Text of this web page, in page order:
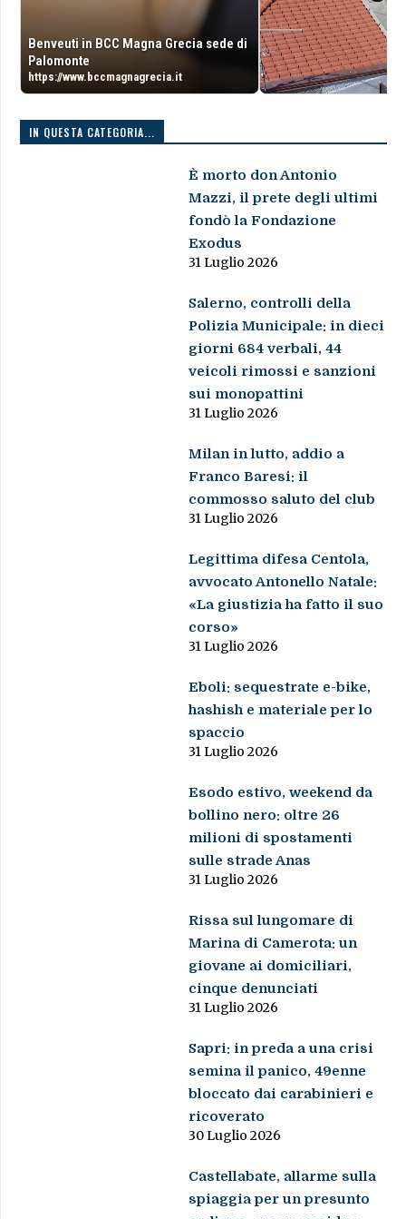
Benveuti in BCC Magna Grecia sede di
Palomonte
https://www.bccmagnagrecia.it
IN QUESTA CATEGORIA...
È morto don Antonio
Mazzi, il prete degli ultimi
fondò la Fondazione
Exodus
31 Luglio 2026
Salerno, controlli della
Polizia Municipale: in dieci
giorni 684 verbali, 44
veicoli rimossi e sanzioni
sui monopattini
31 Luglio 2026
Milan in lutto, addio a
Franco Baresi: il
commosso saluto del club
31 Luglio 2026
Legittima difesa Centola,
avvocato Antonello Natale:
«La giustizia ha fatto il suo
corso»
31 Luglio 2026
Eboli: sequestrate e-bike,
hashish e materiale per lo
spaccio
31 Luglio 2026
Esodo estivo, weekend da
bollino nero: oltre 26
milioni di spostamenti
sulle strade Anas
31 Luglio 2026
Rissa sul lungomare di
Marina di Camerota: un
giovane ai domiciliari,
cinque denunciati
31 Luglio 2026
Sapri: in preda a una crisi
semina il panico, 49enne
bloccato dai carabinieri e
ricoverato
30 Luglio 2026
Castellabate, allarme sulla
spiaggia per un presunto